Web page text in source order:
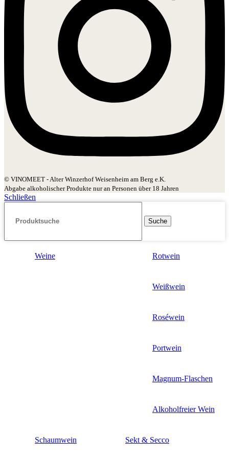
© VINOMEET - Alter Winzerhof Weisenheim am Berg e.K.
Abgabe alkoholischer Produkte nur an Personen über 18 Jahren
Schließen
Suche
Weine Rotwein
Weißwein
Roséwein
Portwein
Magnum-Flaschen
Alkoholfreier Wein
Schaumwein Sekt & Secco